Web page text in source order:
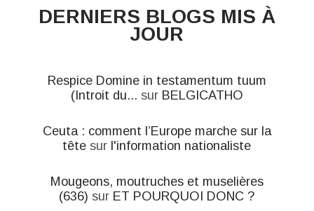
DERNIERS BLOGS MIS À
JOUR
Respice Domine in testamentum tuum
(Introit du... sur BELGICATHO
Ceuta : comment l’Europe marche sur la
tête sur l'information nationaliste
Mougeons, moutruches et muselières
(636) sur ET POURQUOI DONC ?